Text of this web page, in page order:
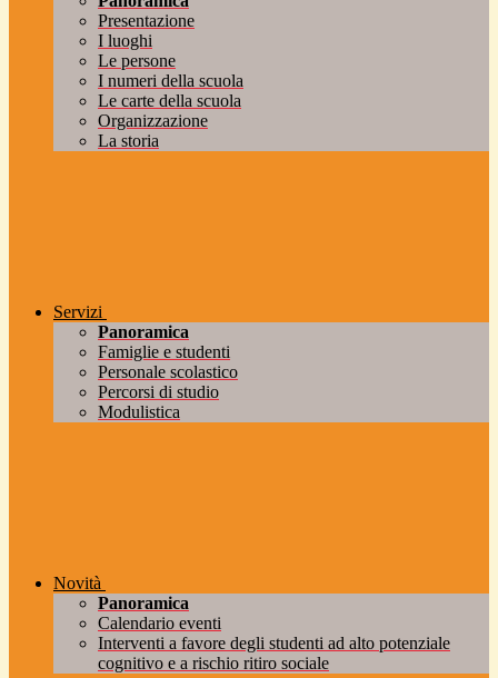
Presentazione
I luoghi
Le persone
I numeri della scuola
Le carte della scuola
Organizzazione
La storia
Servizi
Panoramica
Famiglie e studenti
Personale scolastico
Percorsi di studio
Modulistica
Novità
Panoramica
Calendario eventi
Interventi a favore degli studenti ad alto potenziale
cognitivo e a rischio ritiro sociale